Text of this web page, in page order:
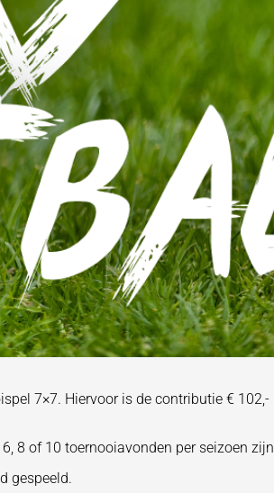
7×7. Hiervoor is de contributie € 102,-
8 of 10 toernooiavonden per seizoen
gespeeld.